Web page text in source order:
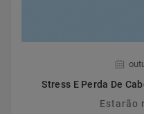
Stress E Perda De
Estarão